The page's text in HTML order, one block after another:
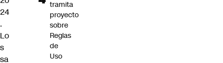
24
.
Lo
s
sa
tramita
proyecto
sobre
Reglas
de
Uso